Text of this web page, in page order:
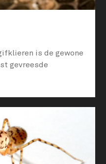
is de gewone
gevreesde